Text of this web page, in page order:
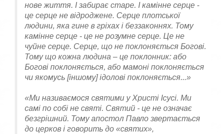
нове життя. І забирає старе. І камінне серце -
це серце не відроджене. Серце плотської
людини, яка гине в гріхах і беззаконнях. Тому
камінне серце - це не розумне серце. Це не
чуйне серце. Серце, що не поклоняється Богові.
Тому що кожна людина – це поклонник: або
Богові поклоняється, або мамоні поклоняється
чи якомусь [іншому] ідолові поклоняється...»
«Ми називаємося святими у Христі Ісусі. Ми
самі по собі не святі. Святий - це не означає
безгрішний. Тому апостол Павло звертається
до церков і говорить до «святих»,